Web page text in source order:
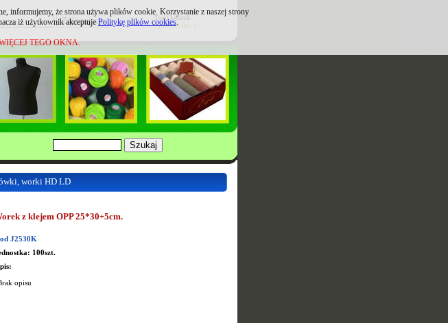
Twój koszyk
( 0 produktów )
worki HD LD
z klejem OPP 25*30+5cm.
J2530K
100szt.
opisu
informujemy, że strona używa plików cookie. Korzystanie z naszej strony
iż użytkownik akceptuje Politykę plików cookies.
TEGO OKNA.